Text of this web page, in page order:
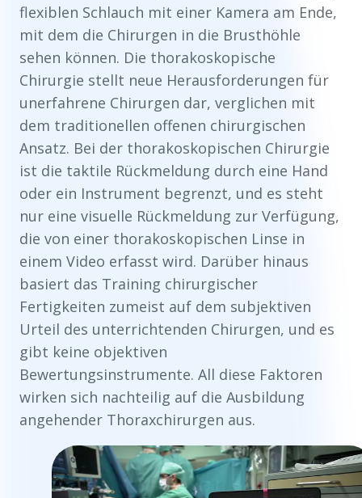
flexiblen Schlauch mit einer Kamera am Ende,
mit dem die Chirurgen in die Brusthöhle
sehen können. Die thorakoskopische
Chirurgie stellt neue Herausforderungen für
unerfahrene Chirurgen dar, verglichen mit
dem traditionellen offenen chirurgischen
Ansatz. Bei der thorakoskopischen Chirurgie
ist die taktile Rückmeldung durch eine Hand
oder ein Instrument begrenzt, und es steht
nur eine visuelle Rückmeldung zur Verfügung,
die von einer thorakoskopischen Linse in
einem Video erfasst wird. Darüber hinaus
basiert das Training chirurgischer
Fertigkeiten zumeist auf dem subjektiven
Urteil des unterrichtenden Chirurgen, und es
gibt keine objektiven
Bewertungsinstrumente. All diese Faktoren
wirken sich nachteilig auf die Ausbildung
angehender Thoraxchirurgen aus.